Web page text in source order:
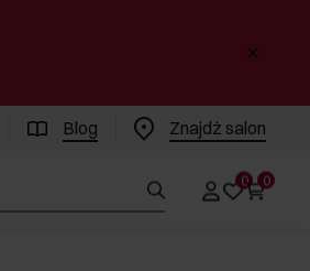
Blog Znajdż salon
0 0